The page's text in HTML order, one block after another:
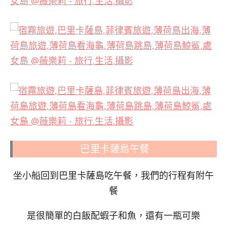
巴里卡薩島午餐
坐小船回到巴里卡薩島吃午餐，我們的行程有附午
餐
是很簡單的白飯配蝦子和魚，還有一瓶可樂